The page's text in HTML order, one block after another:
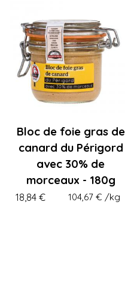
Bloc de foie gras de
canard du Périgord
avec 30% de
morceaux - 180g
18,84 € 104,67 € /kg